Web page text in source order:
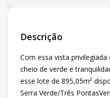
Descrição
Com essa vista
cheio de verde e
esse lote de 895,05m²
Serra Verde/Três